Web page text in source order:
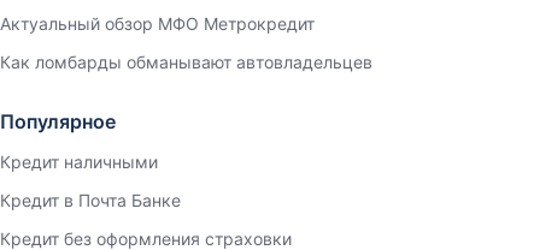
Актуальный обзор МФО Метрокредит
Как ломбарды обманывают автовладельцев
Популярное
Кредит наличными
Кредит в Почта Банке
Кредит без оформления страховки